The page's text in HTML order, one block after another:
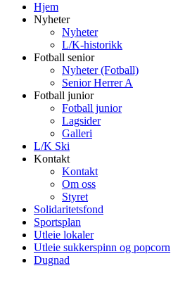
Hjem
Nyheter
Nyheter
L/K-historikk
Fotball senior
Nyheter (Fotball)
Senior Herrer A
Fotball junior
Fotball junior
Lagsider
Galleri
L/K Ski
Kontakt
Kontakt
Om oss
Styret
Solidaritetsfond
Sportsplan
Utleie lokaler
Utleie sukkerspinn og popcorn
Dugnad